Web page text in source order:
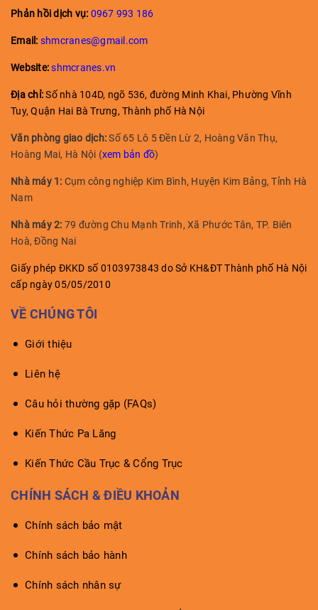
Phản hồi dịch vụ: 0967 993 186
Email: shmcranes@gmail.com
Website: shmcranes.vn
Địa chỉ:Số nhà 104D, ngõ 536, đường Minh Khai, Phường Vĩnh
Tuy, Quận Hai Bà Trưng, Thành phố Hà Nội
Văn phòng giao dịch:Số 65 Lô 5 Đền Lừ 2, Hoàng Văn Thụ,
Hoàng Mai, Hà Nội (xem bản đồ)
Nhà máy 1: Cụm công nghiệp Kim Bình, Huyện Kim Bảng, Tỉnh Hà
Nam
Nhà máy 2: 79 đường Chu Mạnh Trinh, Xã Phước Tân, TP. Biên
Hoà, Đồng Nai
Giấy phép ĐKKD số 0103973843 do Sở KH&ĐT Thành phố Hà Nội
cấp ngày 05/05/2010
VỀ CHÚNG TÔI
Giới thiệu
Liên hệ
Câu hỏi thường gặp (FAQs)
Kiến Thức Pa Lăng
Kiến Thức Cầu Trục & Cổng Trục
CHÍNH SÁCH & ĐIỀU KHOẢN
Chính sách bảo mật
Chính sách bảo hành
Chính sách nhân sự